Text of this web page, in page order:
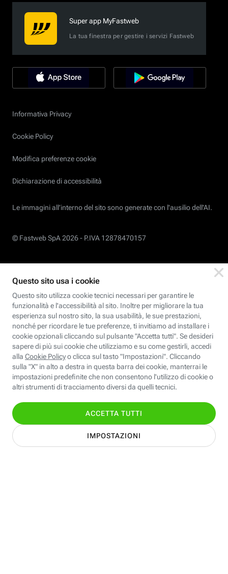
Super app MyFastweb
La tua finestra per gestire i servizi Fastweb
Informativa Privacy
Cookie Policy
Modifica preferenze cookie
Dichiarazione di accessibilità
Le immagini all’interno del sito sono generate con l'ausilio dell'AI.
© Fastweb SpA 2026 - P.IVA 12878470157